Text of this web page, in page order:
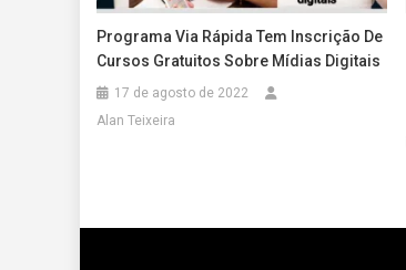
Programa Via Rápida Tem Inscrição De
Cursos Gratuitos Sobre Mídias Digitais
17 de agosto de 2022
Alan Teixeira